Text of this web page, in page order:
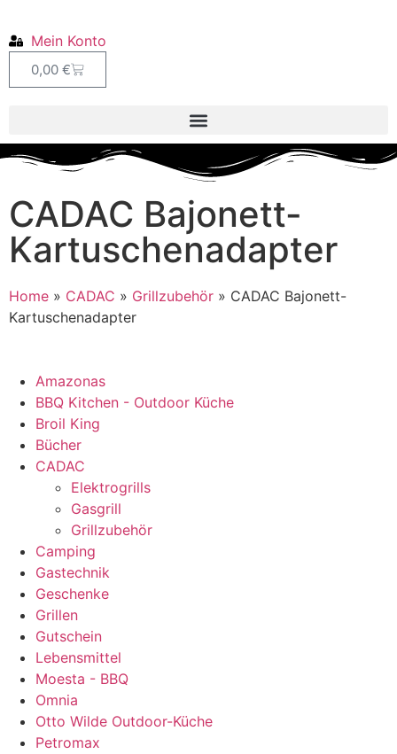
Mein Konto
0,00 €
CADAC Bajonett-
Kartuschenadapter
Home » CADAC » Grillzubehör » CADAC Bajonett-
Kartuschenadapter
Amazonas
BBQ Kitchen - Outdoor Küche
Broil King
Bücher
CADAC
Elektrogrills
Gasgrill
Grillzubehör
Camping
Gastechnik
Geschenke
Grillen
Gutschein
Lebensmittel
Moesta - BBQ
Omnia
Otto Wilde Outdoor-Küche
Petromax